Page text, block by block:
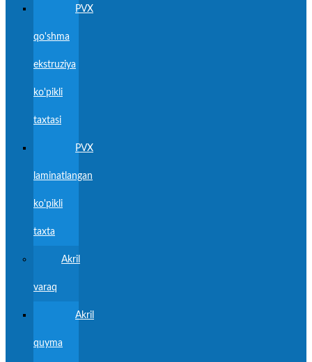
PVX
qo'shma
ekstruziya
ko'pikli
taxtasi
PVX
laminatlangan
ko'pikli
taxta
Akril
varaq
Akril
quyma